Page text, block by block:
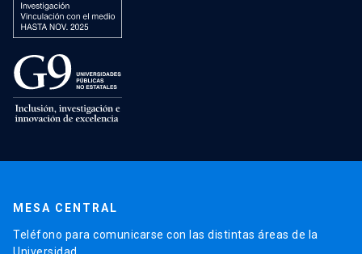
MESA CENTRAL
Teléfono para comunicarse con las distintas áreas de la